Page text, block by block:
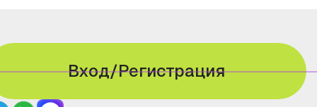
Вход/Регистрация